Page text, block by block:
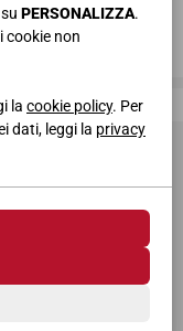
PERSONALIZZA.
cookie non
la cookie policy. Per
dati, leggi la privacy
è di casa